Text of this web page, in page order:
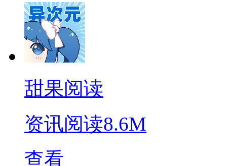
甜果阅读
资讯阅读8.6M
查看